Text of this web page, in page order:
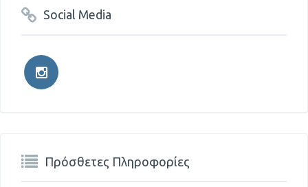
Social Media
Πρόσθετες Πληροφορίες